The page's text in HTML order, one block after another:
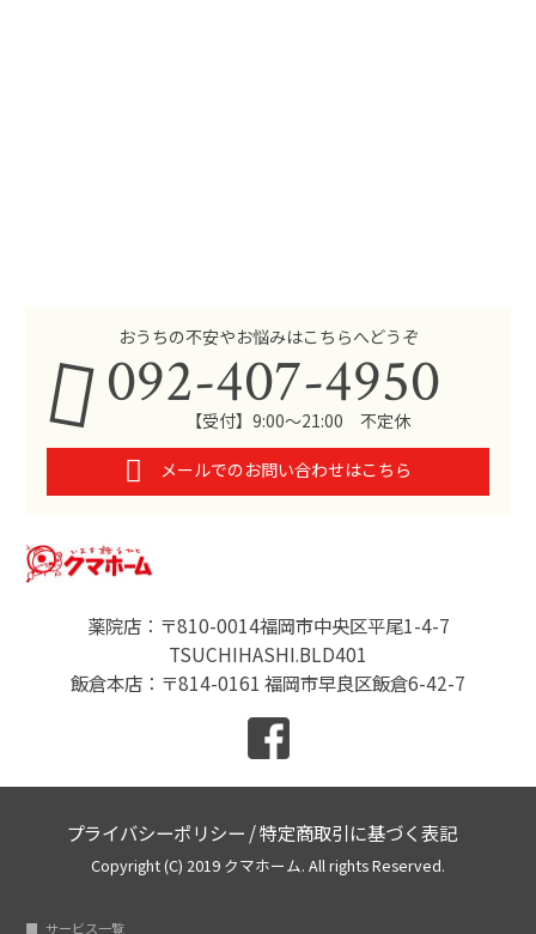
薬院店：〒810-0014福岡市中央区平尾1-4-7
TSUCHIHASHI.BLD401
飯倉本店：〒814-0161 福岡市早良区飯倉6-42-7
おうちの不安やお悩みはこちらへどうぞ
092-407-4950
【受付】9:00～21:00 不定休
メールでのお問い合わせはこちら
プライバシーポリシー /特定商取引に基づく表記
Copyright (C) 2019 クマホーム. All rights Reserved.
サービス一覧